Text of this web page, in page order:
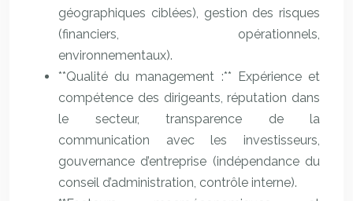
géographiques ciblées), gestion des risques
(financiers, opérationnels,
environnementaux).
**Qualité du management :** Expérience et
compétence des dirigeants, réputation dans
le secteur, transparence de la
communication avec les investisseurs,
gouvernance d’entreprise (indépendance du
conseil d’administration, contrôle interne).